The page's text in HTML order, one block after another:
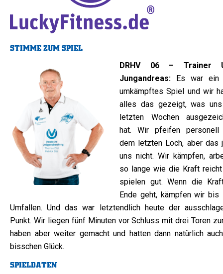
STIMME ZUM SPIEL
DRHV 06 – Trainer
Jungandreas: Es war ein
umkämpftes Spiel und wir
alles das gezeigt, was
letzten Wochen
hat. Wir pfeifen personell
dem letzten Loch, aber das
uns nicht. Wir kämpfen,
so lange wie die Kraft
spielen gut. Wenn die
Ende geht, kämpfen wir bis
Umfallen. Und das war letztendlich heute der
Punkt. Wir liegen fünf Minuten vor Schluss mit drei Toren
haben aber weiter gemacht und hatten dann natürlich
bisschen Glück.
SPIELDATEN